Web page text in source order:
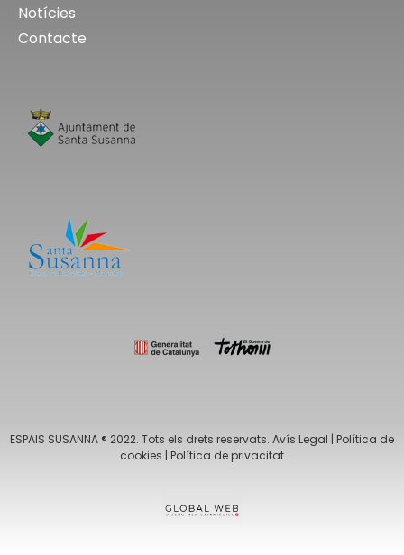
Notícies
Contacte
ESPAIS SUSANNA ® 2022. Tots els drets reservats. Avís Legal | Política de
cookies | Política de privacitat